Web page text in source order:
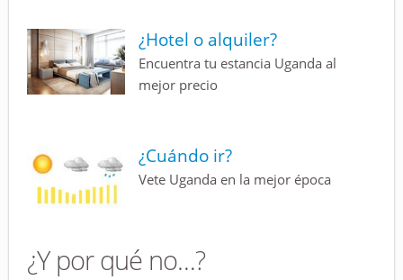
¿Hotel o alquiler?
Encuentra tu estancia Uganda al
mejor precio
¿Cuándo ir?
Vete Uganda en la mejor época
¿Y por qué no…?